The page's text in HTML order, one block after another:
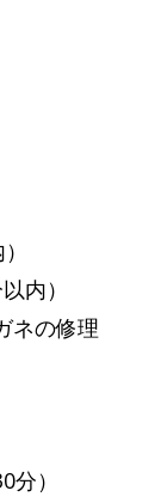
内）
ネの修理
）